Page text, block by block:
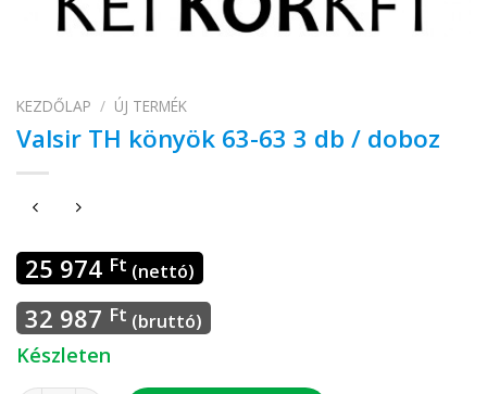
KEZDŐLAP / ÚJ TERMÉK
Valsir TH könyök 63-63 3 db / doboz
25 974 Ft (nettó)
32 987 Ft (bruttó)
Készleten